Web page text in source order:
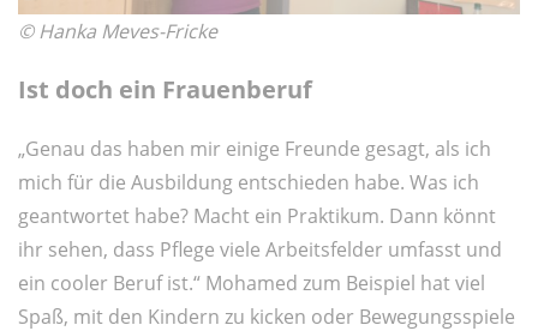
© Hanka Meves-Fricke
Ist doch ein Frauenberuf
„Genau das haben mir einige Freunde gesagt, als ich
mich für die Ausbildung entschieden habe. Was ich
geantwortet habe? Macht ein Praktikum. Dann könnt
ihr sehen, dass Pflege viele Arbeitsfelder umfasst und
ein cooler Beruf ist.“ Mohamed zum Beispiel hat viel
Spaß, mit den Kindern zu kicken oder Bewegungsspiele